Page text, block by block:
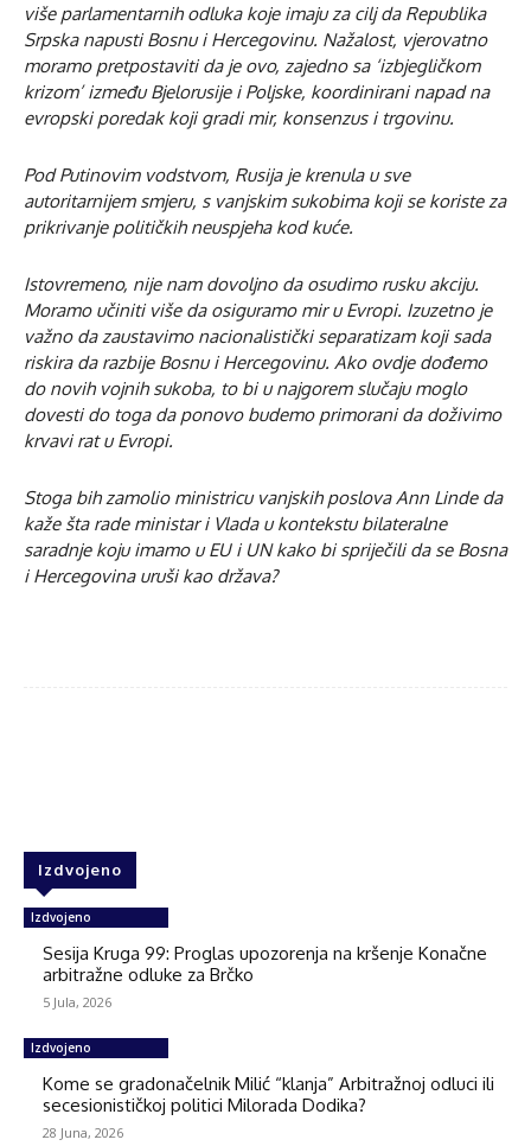
više parlamentarnih odluka koje imaju za cilj da Republika
Srpska napusti Bosnu i Hercegovinu. Nažalost, vjerovatno
moramo pretpostaviti da je ovo, zajedno sa ‘izbjegličkom
krizom’ između Bjelorusije i Poljske, koordinirani napad na
evropski poredak koji gradi mir, konsenzus i trgovinu.
Pod Putinovim vodstvom, Rusija je krenula u sve
autoritarnijem smjeru, s vanjskim sukobima koji se koriste za
prikrivanje političkih neuspjeha kod kuće.
Istovremeno, nije nam dovoljno da osudimo rusku akciju.
Moramo učiniti više da osiguramo mir u Evropi. Izuzetno je
važno da zaustavimo nacionalistički separatizam koji sada
riskira da razbije Bosnu i Hercegovinu. Ako ovdje dođemo
do novih vojnih sukoba, to bi u najgorem slučaju moglo
dovesti do toga da ponovo budemo primorani da doživimo
krvavi rat u Evropi.
Stoga bih zamolio ministricu vanjskih poslova Ann Linde da
kaže šta rade ministar i Vlada u kontekstu bilateralne
saradnje koju imamo u EU i UN kako bi spriječili da se Bosna
i Hercegovina uruši kao država?
Izdvojeno
Izdvojeno
Sesija Kruga 99: Proglas upozorenja na kršenje Konačne
arbitražne odluke za Brčko
5 Jula, 2026
Izdvojeno
Kome se gradonačelnik Milić “klanja” Arbitražnoj odluci ili
secesionističkoj politici Milorada Dodika?
28 Juna, 2026